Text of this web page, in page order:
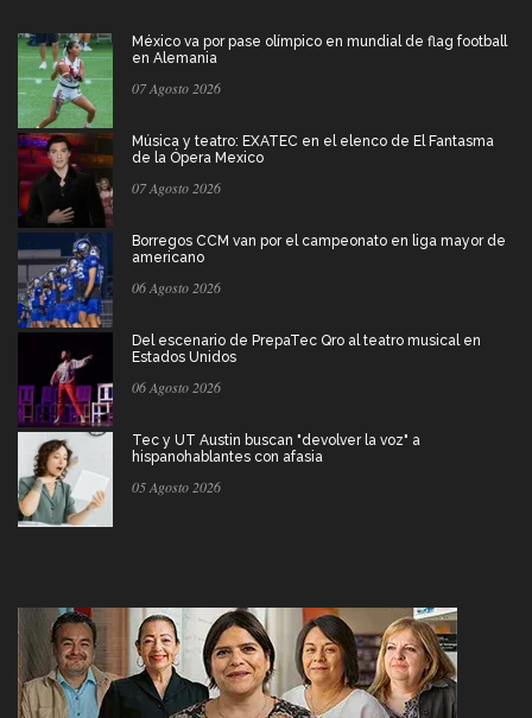
México va por pase olímpico en mundial de flag football
en Alemania
07 Agosto 2026
Música y teatro: EXATEC en el elenco de El Fantasma
de la Ópera Mexico
07 Agosto 2026
Borregos CCM van por el campeonato en liga mayor de
americano
06 Agosto 2026
Del escenario de PrepaTec Qro al teatro musical en
Estados Unidos
06 Agosto 2026
Tec y UT Austin buscan "devolver la voz" a
hispanohablantes con afasia
05 Agosto 2026